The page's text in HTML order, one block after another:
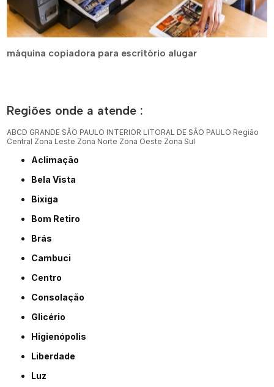
máquina copiadora para escritório alugar
Regiões onde a atende :
ABCD GRANDE SÃO PAULO INTERIOR LITORAL DE SÃO PAULO Região
Central Zona Leste Zona Norte Zona Oeste Zona Sul
Aclimação
Bela Vista
Bixiga
Bom Retiro
Brás
Cambuci
Centro
Consolação
Glicério
Higienópolis
Liberdade
Luz